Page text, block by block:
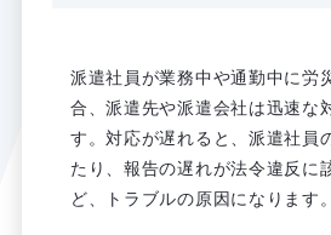
派遣社員が業務中や通勤中に労
合、派遣先や派遣会社は迅速な
す。対応が遅れると、派遣社員
たり、報告の遅れが法令違反に
ど、トラブルの原因になります。